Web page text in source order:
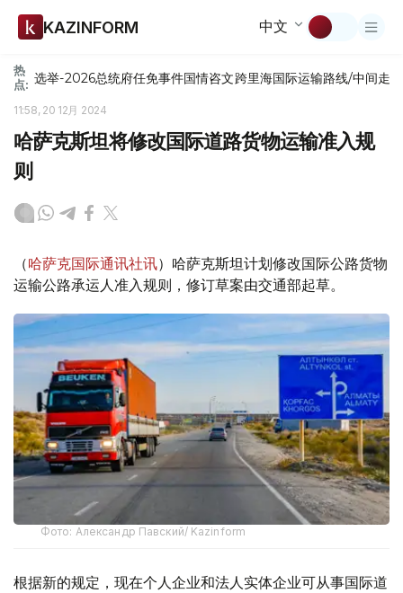
KAZINFORM 中文
热
点: 选举-2026总统府任免事件国情咨文跨里海国际运输路线/中间走廊
11:58, 20 12月 2024
哈萨克斯坦将修改国际道路货物运输准入规
则
（哈萨克国际通讯社讯）哈萨克斯坦计划修改国际公路货物
运输公路承运人准入规则，修订草案由交通部起草。
Фото: Александр Павский/ Kazinform
根据新的规定，现在个人企业和法人实体企业可从事国际道